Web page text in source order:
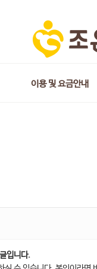
이용 및 요금안내
입니다.